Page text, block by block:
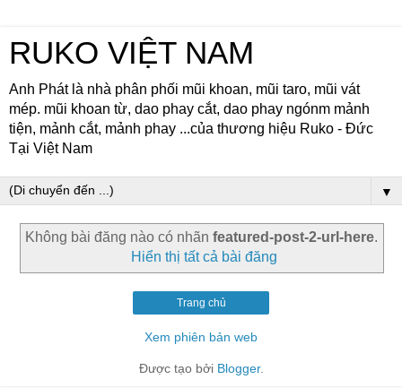
RUKO VIỆT NAM
Anh Phát là nhà phân phối mũi khoan, mũi taro, mũi vát
mép. mũi khoan từ, dao phay cắt, dao phay ngónm mảnh
tiện, mảnh cắt, mảnh phay ...của thương hiệu Ruko - Đức
Tại Việt Nam
▼
Không bài đăng nào có nhãn featured-post-2-url-here.
Hiển thị tất cả bài đăng
Trang chủ
Xem phiên bản web
Được tạo bởi Blogger.